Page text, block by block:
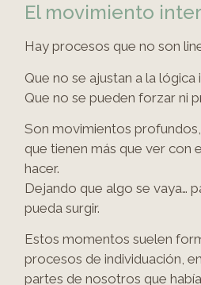
El movimiento
Hay procesos que no son
Que no se ajustan a la lógica
Que no se pueden forzar ni
Son movimientos
que tienen más que ver con
hacer.
Dejando que algo se vaya…
pueda surgir.
Estos momentos suelen
procesos de individuación,
partes de nosotros que